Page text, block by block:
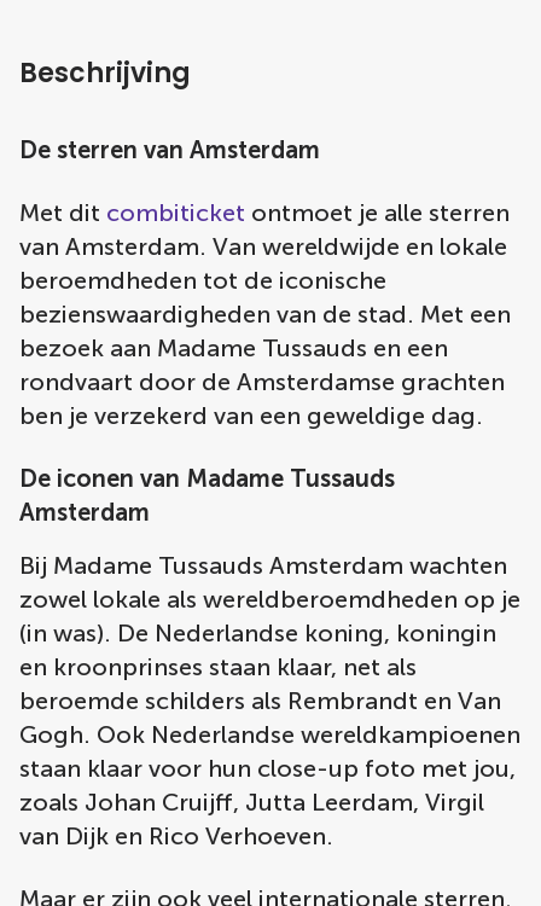
Beschrijving
De sterren van Amsterdam
Met dit combiticket ontmoet je alle sterren
van Amsterdam. Van wereldwijde en lokale
beroemdheden tot de iconische
bezienswaardigheden van de stad. Met een
bezoek aan Madame Tussauds en een
rondvaart door de Amsterdamse grachten
ben je verzekerd van een geweldige dag.
De iconen van Madame Tussauds
Amsterdam
Bij Madame Tussauds Amsterdam wachten
zowel lokale als wereldberoemdheden op je
(in was). De Nederlandse koning, koningin
en kroonprinses staan klaar, net als
beroemde schilders als Rembrandt en Van
Gogh. Ook Nederlandse wereldkampioenen
staan klaar voor hun close-up foto met jou,
zoals Johan Cruijff, Jutta Leerdam, Virgil
van Dijk en Rico Verhoeven.
Maar er zijn ook veel internationale sterren.